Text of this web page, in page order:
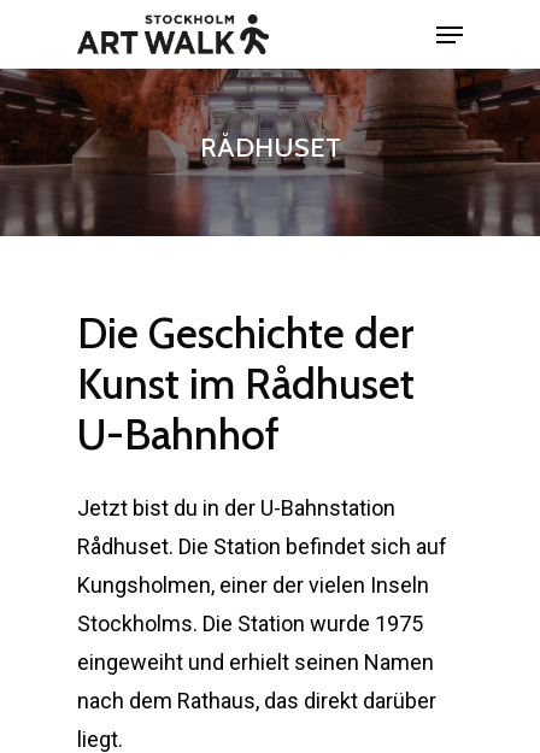
main
content
Menu
RÅDHUSET
Die Geschichte der
Kunst im Rådhuset
U-Bahnhof
Jetzt bist du in der U-Bahnstation
Rådhuset. Die Station befindet sich auf
Kungsholmen, einer der vielen Inseln
Stockholms. Die Station wurde 1975
eingeweiht und erhielt seinen Namen
nach dem Rathaus, das direkt darüber
liegt.
Close
Menu